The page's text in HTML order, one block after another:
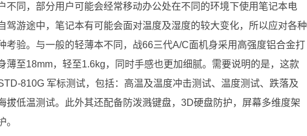
同，部分用户可能会经常移动办公处在不同的环境下使用笔记本电
驾游途中，笔记本有可能会面对温度及湿度的较大变化，所以应对各种
考验。与一般的轻薄本不同，战66三代A/C面机身采用高强度铝合金打
薄至18mm，轻至1.6kg，同时手感也更加细腻。需要说明的是，这款
810G 军标测试，包括：高温及温度冲击测试、温度测试、跌落及
拔低温测试。此外其还配备防泼溅键盘，3D硬盘防护，屏幕多维度架
。